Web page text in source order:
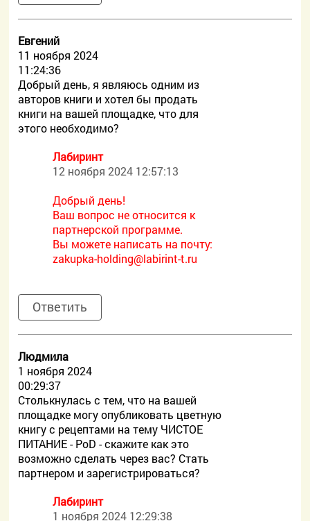
Евгений
11 ноября 2024
11:24:36
Добрый день, я являюсь одним из
авторов книги и хотел бы продать
книги на вашей площадке, что для
этого необходимо?
Лабиринт
12 ноября 2024 12:57:13
Добрый день!
Ваш вопрос не относится к
партнерской программе.
Вы можете написать на почту:
zakupka-holding@labirint-t.ru
Ответить
Людмила
1 ноября 2024
00:29:37
Столькнулась с тем, что на вашей
площадке могу опубликовать цветную
книгу с рецептами на тему ЧИСТОЕ
ПИТАНИЕ - PoD - скажите как это
возможно сделать через вас? Стать
партнером и зарегистрироваться?
Лабиринт
1 ноября 2024 12:29:38